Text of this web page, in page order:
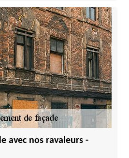
avec nos ravaleurs -